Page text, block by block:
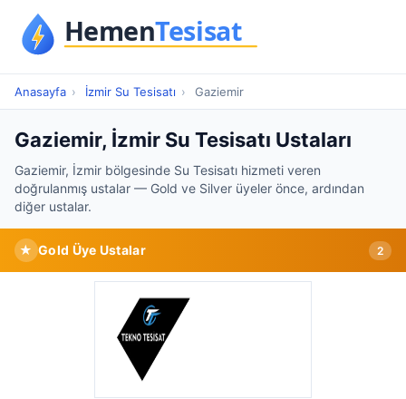
Anasayfa › İzmir Su Tesisatı › Gaziemir
Gaziemir, İzmir Su Tesisatı Ustaları
Gaziemir, İzmir bölgesinde Su Tesisatı hizmeti veren
doğrulanmış ustalar — Gold ve Silver üyeler önce, ardından
diğer ustalar.
★ Gold Üye Ustalar 2